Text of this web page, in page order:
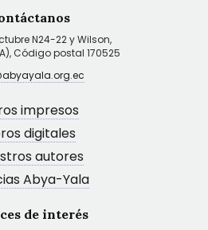
N24-22 y Wilson,
Código postal 170525
impresos
digitales
autores
Abya-Yala
de interés